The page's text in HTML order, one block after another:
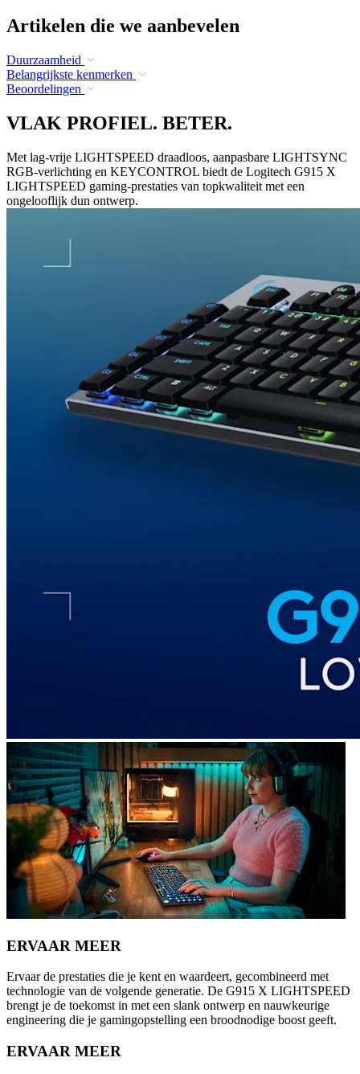
Artikelen die we aanbevelen
Duurzaamheid
Belangrijkste kenmerken
Beoordelingen
VLAK PROFIEL. BETER.
Met lag-vrije LIGHTSPEED draadloos, aanpasbare LIGHTSYNC
RGB-verlichting en KEYCONTROL biedt de Logitech G915 X
LIGHTSPEED gaming-prestaties van topkwaliteit met een
ongelooflijk dun ontwerp.
ERVAAR MEER
Ervaar de prestaties die je kent en waardeert, gecombineerd met
technologie van de volgende generatie. De G915 X LIGHTSPEED
brengt je de toekomst in met een slank ontwerp en nauwkeurige
engineering die je gamingopstelling een broodnodige boost geeft.
ERVAAR MEER